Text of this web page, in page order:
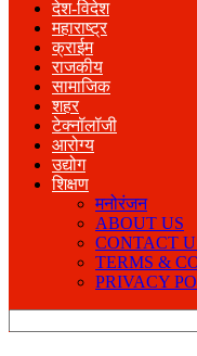
देश-विदेश
महाराष्ट्र
क्राईम
राजकीय
सामाजिक
शहर
टेक्नॉलॉजी
आरोग्य
उद्योग
शिक्षण
मनोरंजन
ABOUT US
CONTACT
TERMS &
PRIVACY